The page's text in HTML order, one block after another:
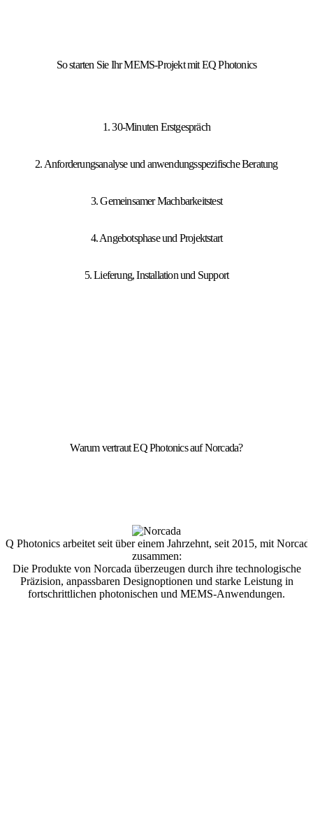
So starten Sie Ihr MEMS-Projekt mit EQ Photonics
1. 30-Minuten Erstgespräch
2. Anforderungsanalyse und anwendungsspezifische Beratung
3. Gemeinsamer Machbarkeitstest
4. Angebotsphase und Projektstart
5. Lieferung, Installation und Support
Warum vertraut EQ Photonics auf Norcada?
Photonics arbeitet seit über einem Jahrzehnt, seit 2015, mit
zusammen:
Die Produkte von Norcada überzeugen durch ihre technologische
Präzision, anpassbaren Designoptionen und starke Leistung in
fortschrittlichen photonischen und MEMS-Anwendungen.